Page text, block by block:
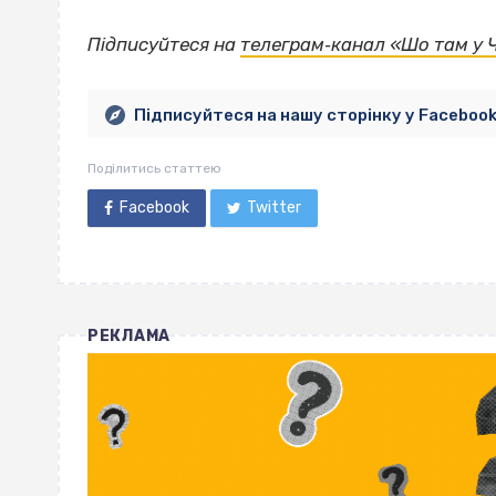
Підписуйтеся на телеграм‐канал «Шо там у
Підписуйтеся на нашу сторінку у Facebook
Поділитись статтею
Facebook Twitter
РЕКЛАМА